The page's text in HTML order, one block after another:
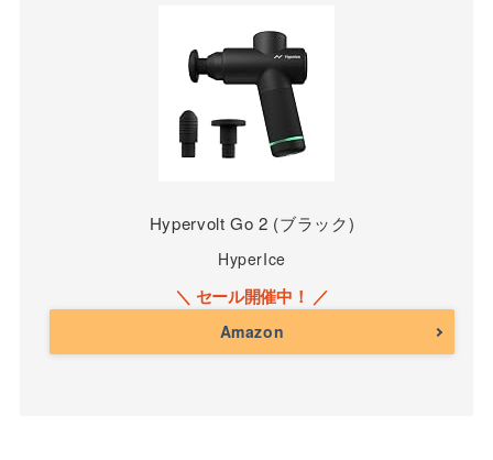
Hypervolt Go 2 (ブラック)
HyperIce
Amazon